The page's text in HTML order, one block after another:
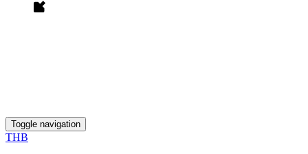
Toggle navigation
THB